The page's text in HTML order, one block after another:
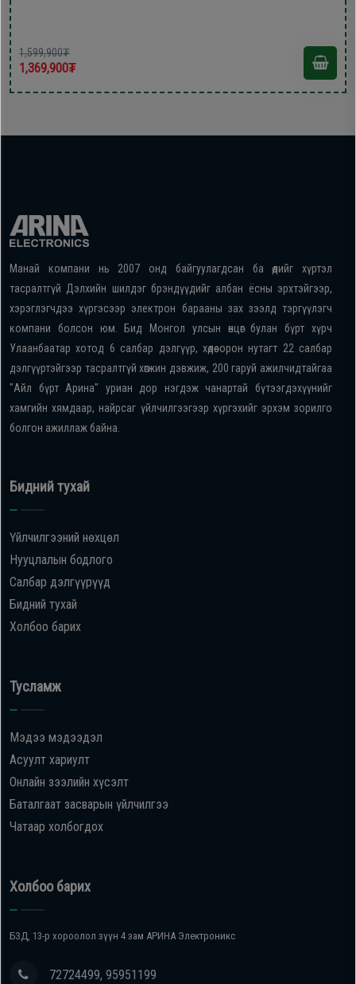
1,599,900₮
1,369,900₮
Манай компани нь 2007 онд байгуулагдсан ба өдийг хүртэл
тасралтгүй Дэлхийн шилдэг брэндүүдийг албан ёсны эрхтэйгээр,
хэрэглэгчдээ хүргэсээр электрон барааны зах зээлд тэргүүлэгч
компани болсон юм. Бид Монгол улсын өнцөг булан бүрт хүрч
Улаанбаатар хотод 6 салбар дэлгүүр, хөдөө орон нутагт 22 салбар
дэлгүүртэйгээр тасралтгүй хөгжин дэвжиж, 200 гаруй ажилчидтайгаа
"Айл бүрт Арина" уриан дор нэгдэж чанартай бүтээгдэхүүнийг
хамгийн хямдаар, найрсаг үйлчилгээгээр хүргэхийг эрхэм зорилго
болгон ажиллаж байна.
Бидний тухай
Үйлчилгээний нөхцөл
Нууцлалын бодлого
Салбар дэлгүүрүүд
Бидний тухай
Холбоо барих
Тусламж
Мэдээ мэдээдэл
Асуулт хариулт
Онлайн зээлийн хүсэлт
Баталгаат засварын үйлчилгээ
Чатаар холбогдох
Холбоо барих
БЗД, 13-р хороолол зүүн 4 зам АРИНА Электроникс
72724499, 95951199